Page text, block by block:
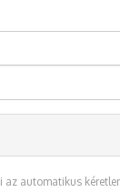
automatikus